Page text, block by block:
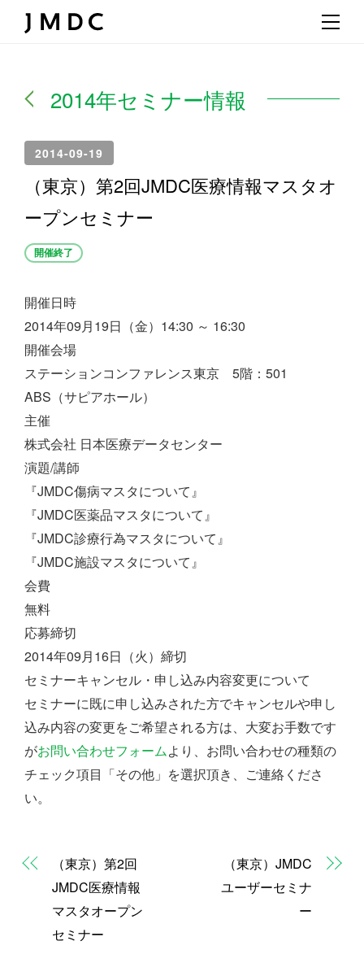
2014年セミナー情報
2014-09-19
（東京）第2回JMDC医療情報マスタオ
ープンセミナー
開催終了
開催日時
2014年09月19日（金）14:30 ～ 16:30
開催会場
ステーションコンファレンス東京 5階：501
ABS（サピアホール）
主催
株式会社 日本医療データセンター
演題/講師
『JMDC傷病マスタについて』
『JMDC医薬品マスタについて』
『JMDC診療行為マスタについて』
『JMDC施設マスタについて』
会費
無料
応募締切
2014年09月16日（火）締切
セミナーキャンセル・申し込み内容変更について
セミナーに既に申し込みされた方でキャンセルや申し
込み内容の変更をご希望される方は、大変お手数です
がお問い合わせフォームより、お問い合わせの種類の
チェック項目「その他」を選択頂き、ご連絡くださ
い。
（東京）第2回
JMDC医療情報
マスタオープン
セミナー
（東京）JMDC
ユーザーセミナ
ー